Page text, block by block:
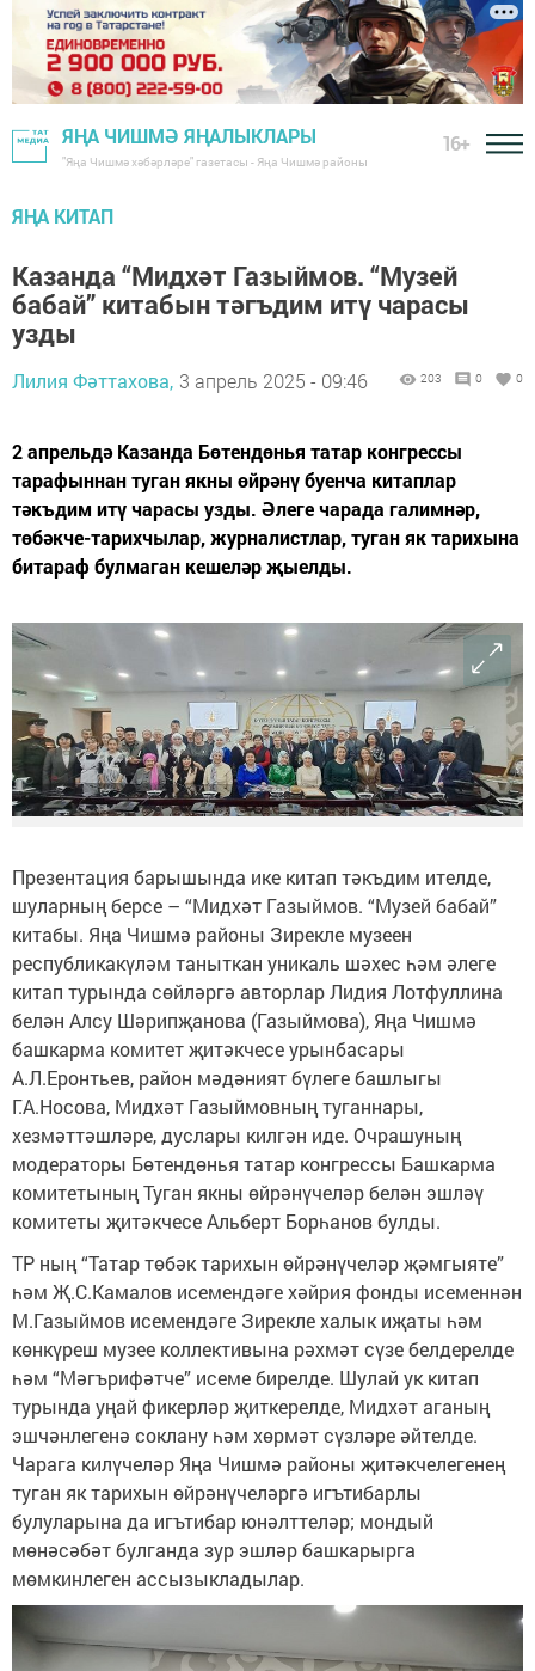
ЯҢА ЧИШМӘ ЯҢАЛЫКЛАРЫ
"Яңа Чишмә хәбәрләре" газетасы - Яңа Чишмә районы
16+
ЯҢА КИТАП
Казанда “Мидхәт Газыймов. “Музей
бабай” китабын тәгъдим итү чарасы
узды
Лилия Фәттахова, 3 апрель 2025 - 09:46 203 0 0
2 апрельдә Казанда Бөтендөнья татар конгрессы
тарафыннан туган якны өйрәнү буенча китаплар
тәкъдим итү чарасы узды. Әлеге чарада галимнәр,
төбәкче-тарихчылар, журналистлар, туган як тарихына
битараф булмаган кешеләр җыелды.
Презентация барышында ике китап тәкъдим ителде,
шуларның берсе – “Мидхәт Газыймов. “Музей бабай”
китабы. Яңа Чишмә районы Зирекле музеен
республикакүләм таныткан уникаль шәхес һәм әлеге
китап турында сөйләргә авторлар Лидия Лотфуллина
белән Алсу Шәрипҗанова (Газыймова), Яңа Чишмә
башкарма комитет җитәкчесе урынбасары
А.Л.Еронтьев, район мәдәният бүлеге башлыгы
Г.А.Носова, Мидхәт Газыймовның туганнары,
хезмәттәшләре, дуслары килгән иде. Очрашуның
модераторы Бөтендөнья татар конгрессы Башкарма
комитетының Туган якны өйрәнүчеләр белән эшләү
комитеты җитәкчесе Альберт Борһанов булды.
ТР ның “Татар төбәк тарихын өйрәнүчеләр җәмгыяте”
һәм Җ.С.Камалов исемендәге хәйрия фонды исеменнән
М.Газыймов исемендәге Зирекле халык иҗаты һәм
көнкүреш музее коллективына рәхмәт сүзе белдерелде
һәм “Мәгърифәтче” исеме бирелде. Шулай ук китап
турында уңай фикерләр җиткерелде, Мидхәт аганың
эшчәнлегенә соклану һәм хөрмәт сүзләре әйтелде.
Чарага килүчеләр Яңа Чишмә районы җитәкчелегенең
туган як тарихын өйрәнүчеләргә игътибарлы
булуларына да игътибар юнәлттеләр; мондый
мөнәсәбәт булганда зур эшләр башкарырга
мөмкинлеген ассызыкладылар.